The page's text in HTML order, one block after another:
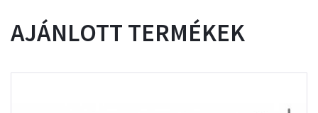
AJÁNLOTT TERMÉKEK